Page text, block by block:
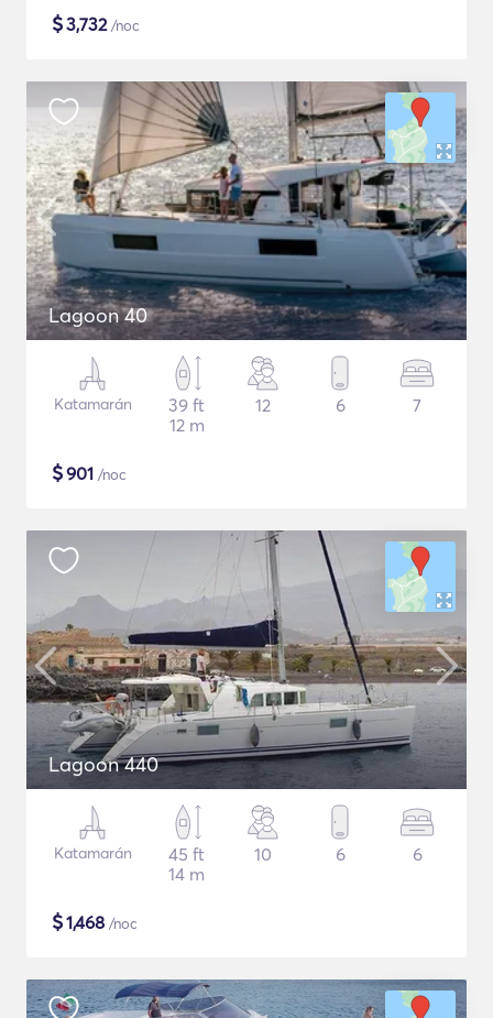
$3,732/noc
Lagoon 40
Katamarán
39 ft
12 m
12 6 7
$901 /noc
Lagoon 440
Katamarán
45 ft
14 m
10 6 6
$1,468 /noc